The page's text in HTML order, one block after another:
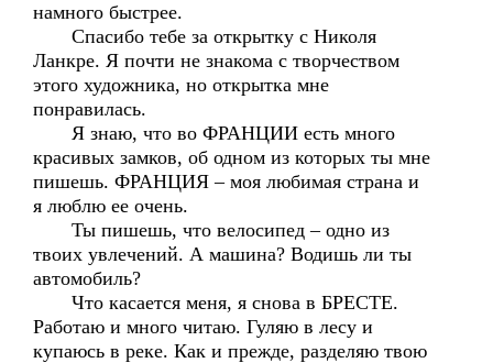
намного быстрее.
Спасибо тебе за открытку с Николя
Ланкре. Я почти не знакома с творчеством
этого художника, но открытка мне
понравилась.
Я знаю, что во ФРАНЦИИ есть много
красивых замков, об одном из которых ты мне
пишешь. ФРАНЦИЯ – моя любимая страна и
я люблю ее очень.
Ты пишешь, что велосипед – одно из
твоих увлечений. А машина? Водишь ли ты
автомобиль?
Что касается меня, я снова в БРЕСТЕ.
Работаю и много читаю. Гуляю в лесу и
купаюсь в реке. Как и прежде, разделяю твою